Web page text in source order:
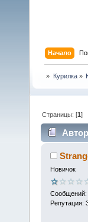
Начало
» Курилка»
Страницы: [1]
Автор
Новичок
Сообщений:
Репутация: